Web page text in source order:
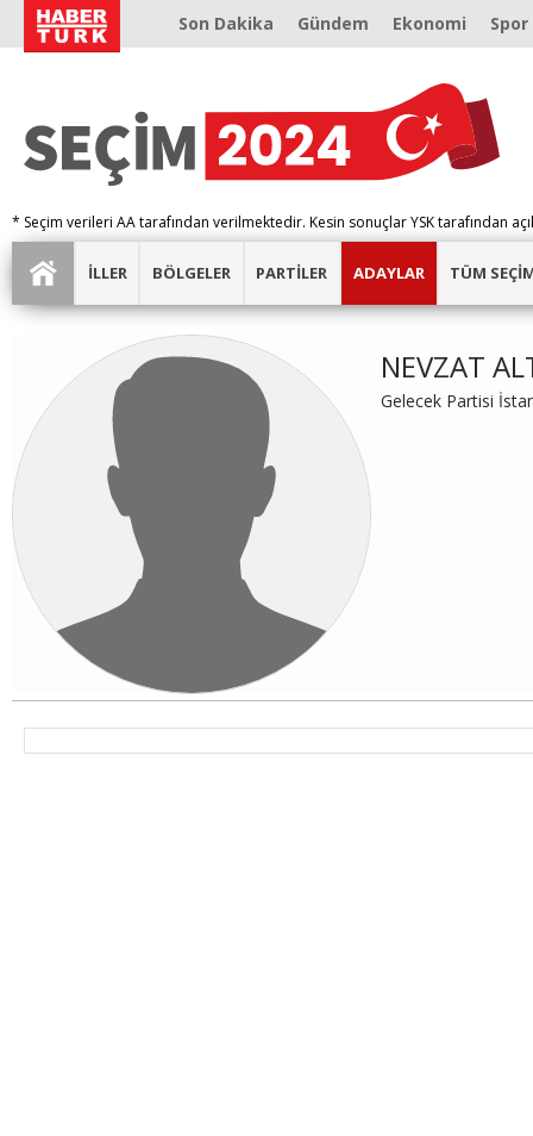
Son Dakika Gündem Ekonomi Spor
* Seçim verileri AA tarafından verilmektedir. Kesin sonuçlar YSK tarafından
İLLER BÖLGELER PARTİLER ADAYLAR TÜM
NEVZAT
Gelecek Partisi